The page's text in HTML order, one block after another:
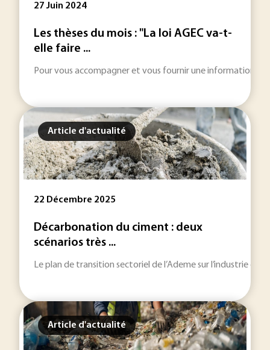
27 Juin 2024
Les thèses du mois : "La loi AGEC va-t-
elle faire ...
Pour vous accompagner et vous fournir une information
Article d'actualité
22 Décembre 2025
Décarbonation du ciment : deux
scénarios très ...
Le plan de transition sectoriel de l’Ademe sur l’industrie
Article d'actualité